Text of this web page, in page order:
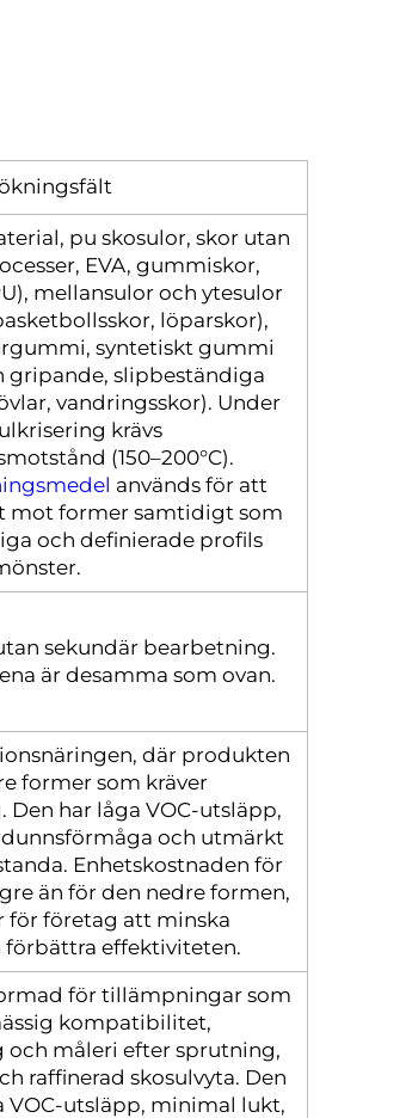
pu skosulor, skor utan
EVA, gummiskor,
mellansulor och ytesulor
löparskor),
syntetiskt gummi
gripande, slipbeständiga
vandringsskor). Under
krävs
(150–200°C).
används för att
mot former samtidigt som
och definierade profils
sekundär bearbetning.
är desamma som ovan.
där produkten
former som kräver
har låga VOC-utsläpp,
och utmärkt
Enhetskostnaden för
än för den nedre formen,
företag att minska
förbättra effektiviteten.
för tillämpningar som
kompatibilitet,
och måleri efter sprutning,
raffinerad skosulvyta. Den
VOC-utsläpp, minimal lukt,